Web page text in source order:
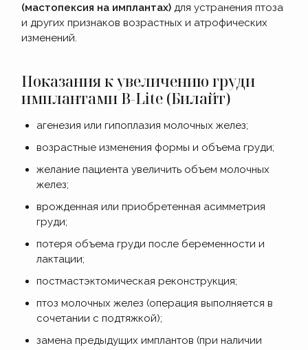
(мастопексия на имплантах) для устранения птоза
и других признаков возрастных и атрофических
изменений.
Показания к увеличению груди
имплантами B-Lite (Билайт)
агенезия или гипоплазия молочных желез;
возрастные изменения формы и объема груди;
желание пациента увеличить объем молочных
желез;
врожденная или приобретенная асимметрия
груди;
потеря объема груди после беременности и
лактации;
постмастэктомическая реконструкция;
птоз молочных желез (операция выполняется в
сочетании с подтяжкой);
замена предыдущих имплантов (при наличии